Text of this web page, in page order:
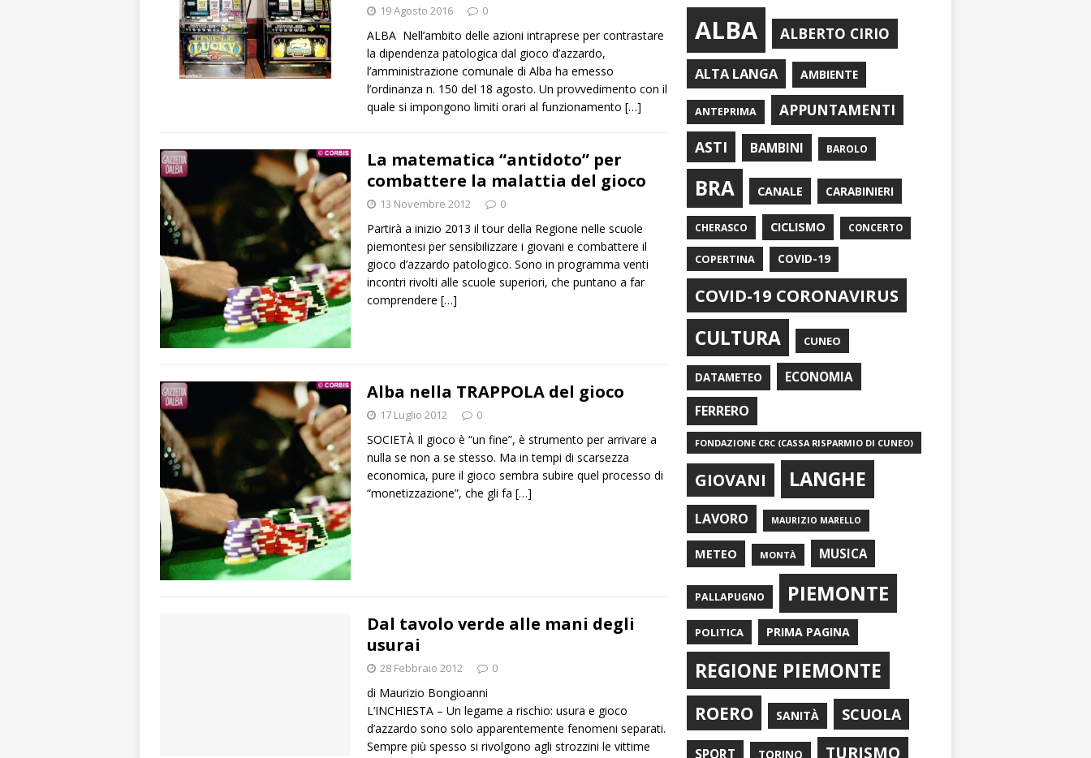
19 Agosto 2016 0
ALBA Nell’ambito delle azioni intraprese per contrastare
la dipendenza patologica dal gioco d’azzardo,
l’amministrazione comunale di Alba ha emesso
l’ordinanza n. 150 del 18 agosto. Un provvedimento con il
quale si impongono limiti orari al funzionamento […]
La matematica “antidoto” per
combattere la malattia del gioco
13 Novembre 2012 0
Partirà a inizio 2013 il tour della Regione nelle scuole
piemontesi per sensibilizzare i giovani e combattere il
gioco d’azzardo patologico. Sono in programma venti
incontri rivolti alle scuole superiori, che puntano a far
comprendere […]
Alba nella TRAPPOLA del gioco
17 Luglio 2012 0
SOCIETÀ Il gioco è “un fine”, è strumento per arrivare a
nulla se non a se stesso. Ma in tempi di scarsezza
economica, pure il gioco sembra subire quel processo di
“monetizzazione”, che gli fa […]
Dal tavolo verde alle mani degli
usurai
28 Febbraio 2012 0
di Maurizio Bongioanni
L’INCHIESTA – Un legame a rischio: usura e gioco
d’azzardo sono solo apparentemente fenomeni separati.
Sempre più spesso si rivolgono agli strozzini le vittime
ALBA ALBERTO CIRIO
ALTA LANGA AMBIENTE
ANTEPRIMA
APPUNTAMENTI
ASTI
BAMBINI BAROLO
BRA CANALE CARABINIERI
CHERASCO CICLISMO CONCERTO
COPERTINA COVID-19
COVID-19 CORONAVIRUS
CULTURA CUNEO
DATAMETEO ECONOMIA
FERRERO
FONDAZIONE CRC (CASSA RISPARMIO DI CUNEO)
GIOVANI LANGHE
LAVORO MAURIZIO MARELLO
METEO MONTÀ MUSICA
PALLAPUGNO PIEMONTE
POLITICA PRIMA PAGINA
REGIONE PIEMONTE
ROERO SANITÀ SCUOLA
SPORT TORINO TURISMO